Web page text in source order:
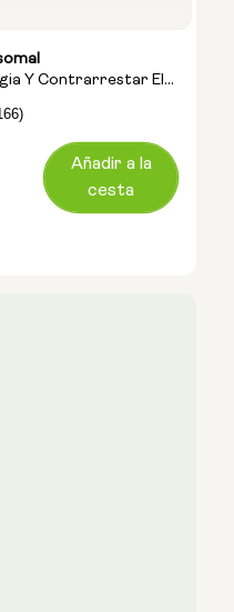
Y Contrarrestar El
Añadir a la
cesta